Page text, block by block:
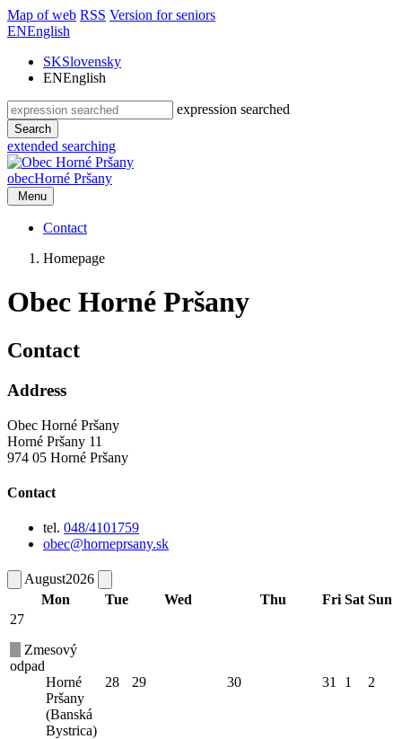
Map of web RSS Version for seniors
ENEnglish
SKSlovensky
ENEnglish
expression searched
Search
extended searching
obecHorné Pršany
Menu
Contact
Homepage
Obec Horné Pršany
Contact
Address
Obec Horné Pršany
Horné Pršany 11
974 05 Horné Pršany
Contact
tel. 048/4101759
obec@horneprsany.sk
August2026
Mon
Tue Wed Thu Fri Sat Sun
27
Zmesový
odpad
Horné
Pršany
(Banská
Bystrica)
28 29 30 31 1 2